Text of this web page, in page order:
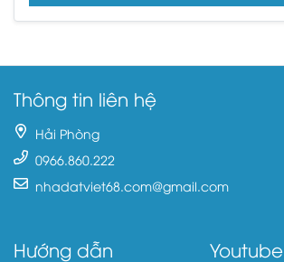
Thông tin liên hệ
Hải Phòng
0966.860.222
nhadatviet68.com@gmail.com
Hướng dẫn Youtube